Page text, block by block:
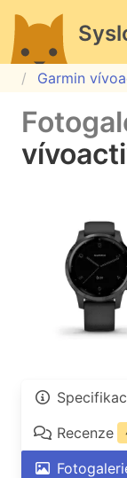
Garmin
Recenze